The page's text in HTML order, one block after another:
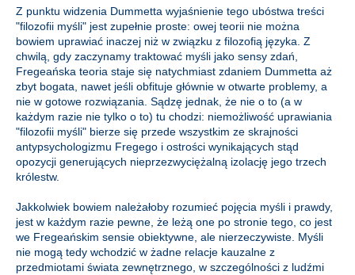
Z punktu widzenia Dummetta wyjaśnienie tego ubóstwa treści
"filozofii myśli" jest zupełnie proste: owej teorii nie można
bowiem uprawiać inaczej niż w związku z filozofią języka. Z
chwilą, gdy zaczynamy traktować myśli jako sensy zdań,
Fregeańska teoria staje się natychmiast zdaniem Dummetta aż
zbyt bogata, nawet jeśli obfituje głównie w otwarte problemy, a
nie w gotowe rozwiązania. Sądzę jednak, że nie o to (a w
każdym razie nie tylko o to) tu chodzi: niemożliwość uprawiania
"filozofii myśli" bierze się przede wszystkim ze skrajności
antypsychologizmu Fregego i ostrości wynikających stąd
opozycji generujących nieprzezwyciężalną izolację jego trzech
królestw.
Jakkolwiek bowiem należałoby rozumieć pojęcia myśli i prawdy,
jest w każdym razie pewne, że leżą one po stronie tego, co jest
we Fregeańskim sensie obiektywne, ale nierzeczywiste. Myśli
nie mogą tedy wchodzić w żadne relacje kauzalne z
przedmiotami świata zewnętrznego, w szczególności z ludźmi